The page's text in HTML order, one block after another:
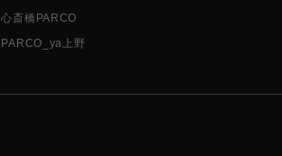
心斎橋PARCO
PARCO_ya上野